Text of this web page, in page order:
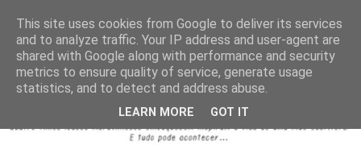
This site uses cookies from Google to deliver its services
and to analyze traffic. Your IP address and user-agent are
shared with Google along with performance and security
metrics to ensure quality of service, generate usage
statistics, and to detect and address abuse.
LEARN MORE GOT IT